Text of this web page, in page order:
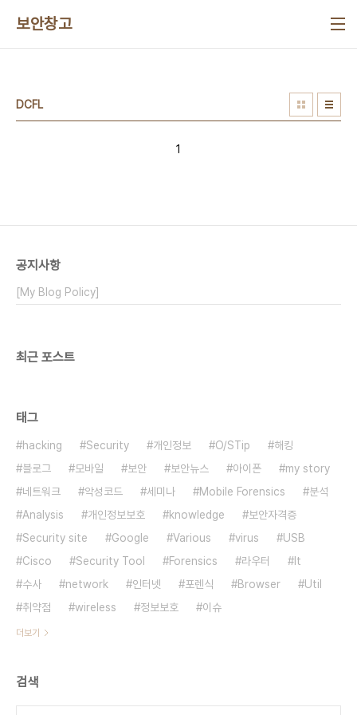
보안창고
DCFL
1
공지사항
[My Blog Policy]
최근 포스트
태그
hacking Security 개인정보 O/STip
해킹
블로그
모바일 보안 보안뉴스 아이폰
my story
네트워크
악성코드 세미나 Mobile Forensics
분석
Analysis
개인정보보호 knowledge
보안자격증
Security site
Google Various virus
USB
Cisco
Security Tool Forensics 라우터
It
수사
network 인터넷 포렌식 Browser
Util
취약점
wireless 정보보호 이슈
더보기
검색